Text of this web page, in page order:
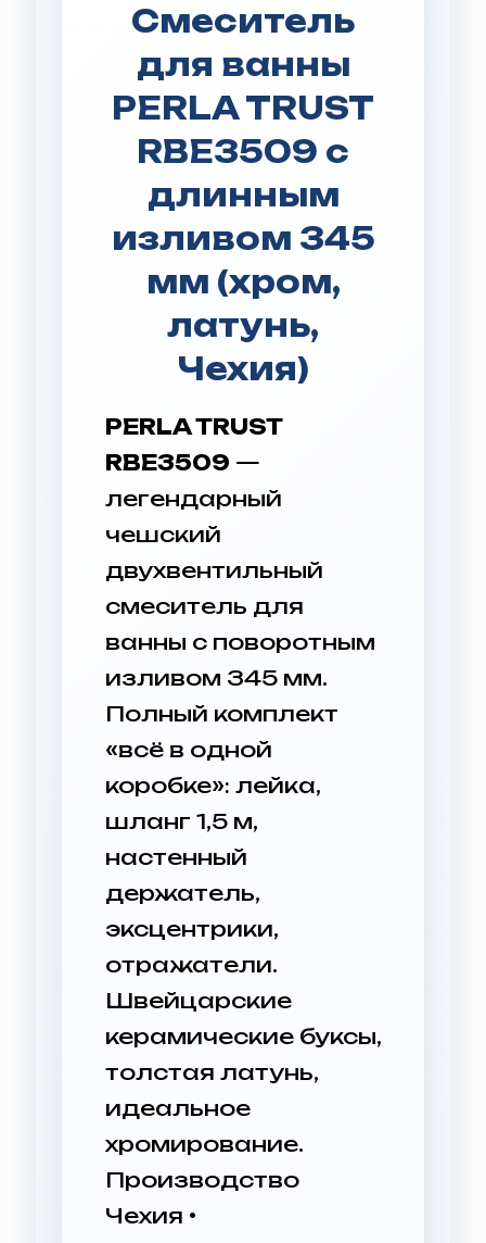
Смеситель
для ванны
PERLA TRUST
RBE3509 с
длинным
изливом 345
мм (хром,
латунь,
Чехия)
PERLA TRUST
RBE3509 —
легендарный
чешский
двухвентильный
смеситель для
ванны с поворотным
изливом 345 мм.
Полный комплект
«всё в одной
коробке»: лейка,
шланг 1,5 м,
настенный
держатель,
эксцентрики,
отражатели.
Швейцарские
керамические буксы,
толстая латунь,
идеальное
хромирование.
Производство
Чехия •